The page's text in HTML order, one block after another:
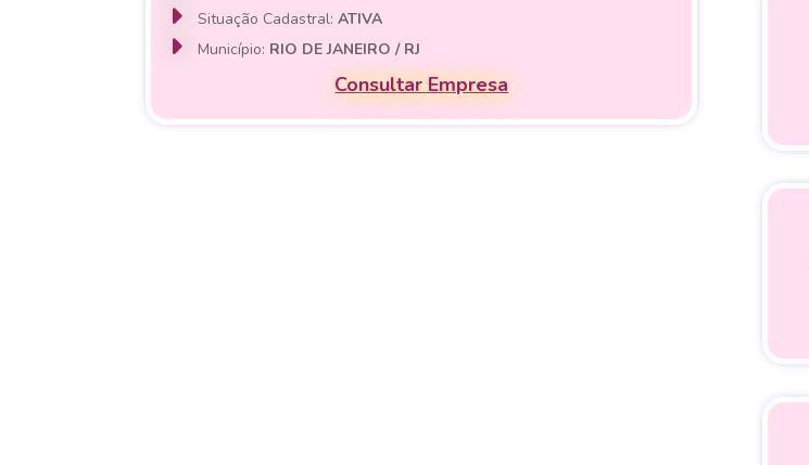
Situação Cadastral:ATIVA
Município: RIO DE JANEIRO / RJ
Consultar Empresa